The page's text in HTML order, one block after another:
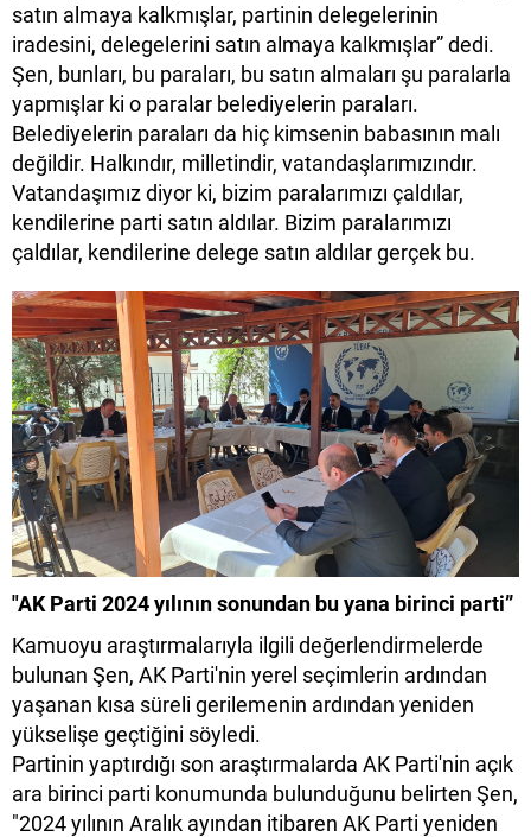
satın almaya kalkmışlar, partinin delegelerinin
iradesini, delegelerini satın almaya kalkmışlar” dedi.
Şen, bunları, bu paraları, bu satın almaları şu paralarla
yapmışlar ki o paralar belediyelerin paraları.
Belediyelerin paraları da hiç kimsenin babasının malı
değildir. Halkındır, milletindir, vatandaşlarımızındır.
Vatandaşımız diyor ki, bizim paralarımızı çaldılar,
kendilerine parti satın aldılar. Bizim paralarımızı
çaldılar, kendilerine delege satın aldılar gerçek bu.
"AK Parti 2024 yılının sonundan bu yana birinci parti”
Kamuoyu araştırmalarıyla ilgili değerlendirmelerde
bulunan Şen, AK Parti'nin yerel seçimlerin ardından
yaşanan kısa süreli gerilemenin ardından yeniden
yükselişe geçtiğini söyledi.
Partinin yaptırdığı son araştırmalarda AK Parti'nin açık
ara birinci parti konumunda bulunduğunu belirten Şen,
"2024 yılının Aralık ayından itibaren AK Parti yeniden